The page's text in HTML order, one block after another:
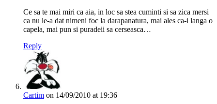
Ce sa te mai miri ca aia, in loc sa stea cuminti si sa zica mersi
ca nu le-a dat nimeni foc la darapanatura, mai ales ca-i langa o
capela, mai pun si puradeii sa cerseasca…
Reply
Cartim on 14/09/2010 at 19:36